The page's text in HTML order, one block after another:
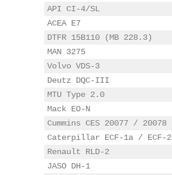
API CI-4/SL
ACEA E7
DTFR 15B110 (MB 228.3)
MAN 3275
Volvo VDS-3
Deutz DQC-III
MTU Type 2.0
Mack EO-N
Cummins CES 20077 / 20078
Caterpillar ECF-1a / ECF-2
Renault RLD-2
JASO DH-1